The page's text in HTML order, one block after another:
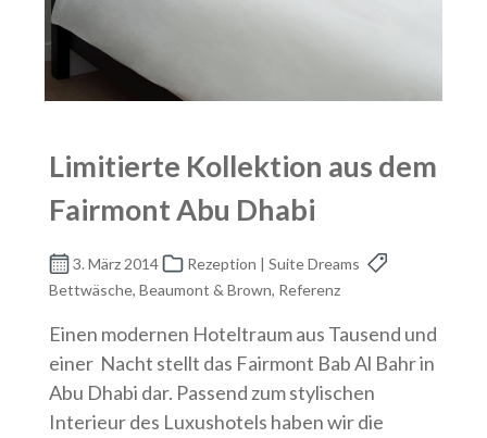
Limitierte Kollektion aus dem
Fairmont Abu Dhabi
3. März 2014
Rezeption | Suite Dreams
Bettwäsche, Beaumont & Brown, Referenz
Einen modernen Hoteltraum aus Tausend und
einer Nacht stellt das Fairmont Bab Al Bahr in
Abu Dhabi dar. Passend zum stylischen
Interieur des Luxushotels haben wir die